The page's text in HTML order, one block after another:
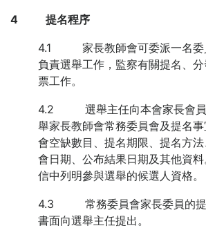
4 提名程序
4.1 家長教師會可委派一名委
負責選舉工作，監察有關提名、
票工作。
4.2 選舉主任向本會家長會員
舉家長教師會常務委員會及提名
會空缺數目、提名期限、提名方
會日期、公布結果日期及其他資
信中列明參與選舉的候選人資格。
4.3 常務委員會家長委員的提
書面向選舉主任提出。